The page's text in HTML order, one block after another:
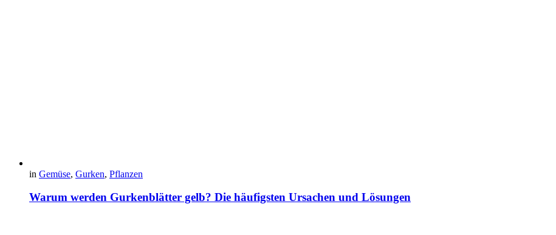
in Gemüse, Gurken, Pflanzen
Warum werden Gurkenblätter gelb? Die häufigsten Ursachen und Lösungen